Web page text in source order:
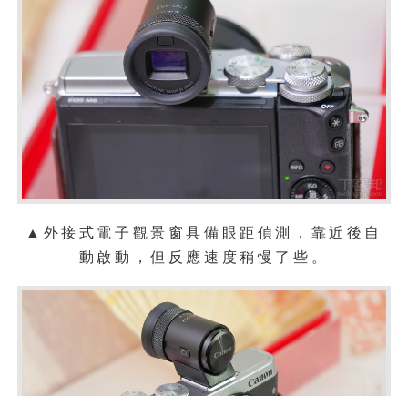
▲外接式電子觀景窗具備眼距偵測，靠近後自
動啟動，但反應速度稍慢了些。